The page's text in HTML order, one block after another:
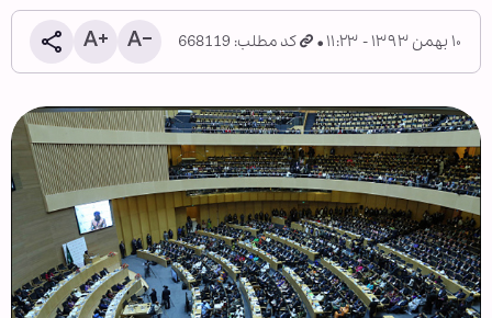
۱۰ بهمن ۱۳۹۳ - ۱۱:۲۳ کد مطلب: 668119